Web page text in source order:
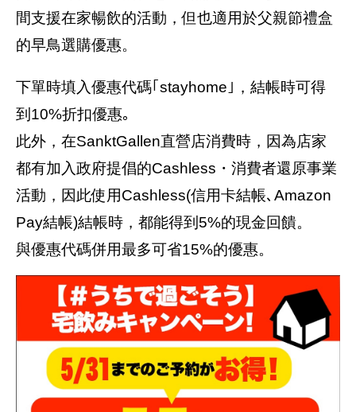
間支援在家暢飲的活動，但也適用於父親節禮盒
的早鳥選購優惠。
下單時填入優惠代碼｢stayhome｣，結帳時可得
到10%折扣優惠｡
此外，在SanktGallen直營店消費時，因為店家
都有加入政府提倡的Cashless・消費者還原事業
活動，因此使用Cashless(信用卡結帳､Amazon
Pay結帳)結帳時，都能得到5%的現金回饋。
與優惠代碼併用最多可省15%的優惠。